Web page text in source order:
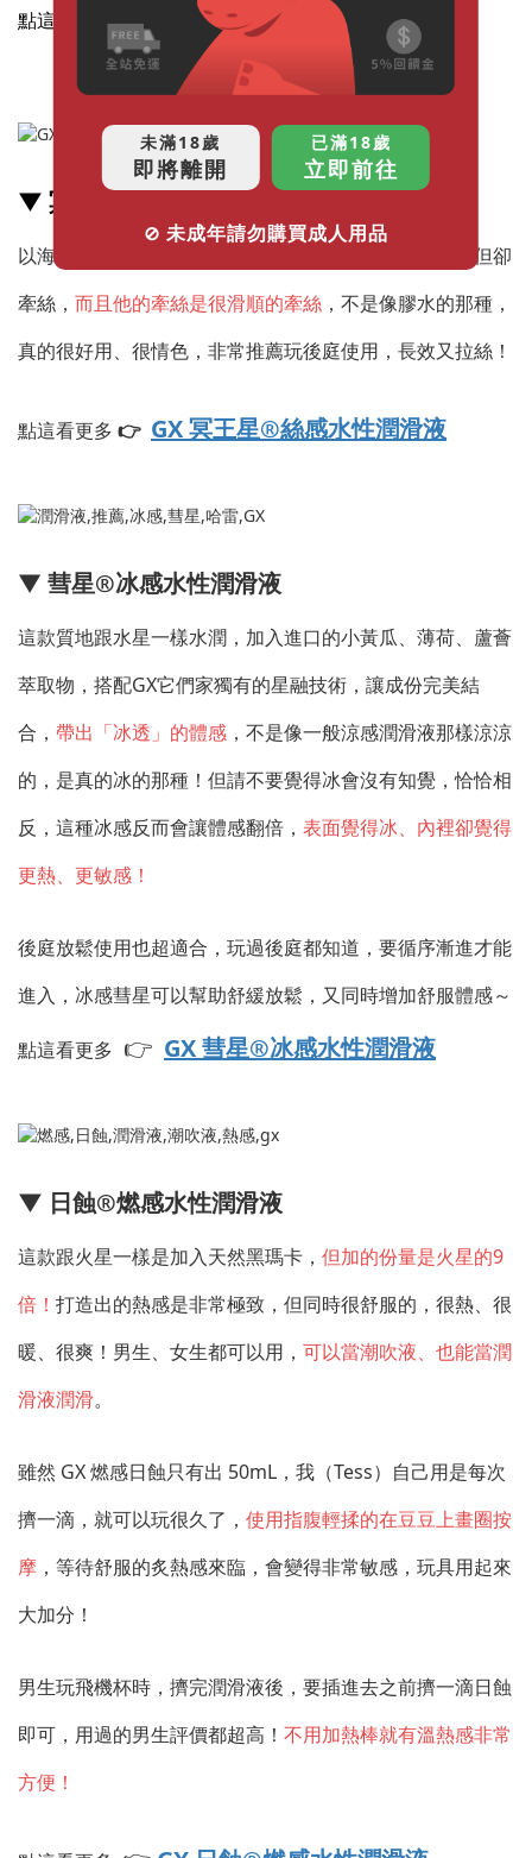
點這看更多👉GX 木星®舒感水性潤滑液
▼ 冥王星®絲感水性潤滑液
以海藻玻尿酸為基礎，加入韓國銀耳萃取，濃稠度不高但卻
牽絲， 而且他的牽絲是很滑順的牽絲 ，不是像膠水的那種，
真的很好用、很情色，非常推薦玩後庭使用，長效又拉絲！
點這看更多 👉 GX 冥王星®絲感水性潤滑液
▼ 彗星®冰感水性潤滑液
這款質地跟水星一樣水潤，加入進口的小黃瓜、薄荷、蘆薈
萃取物，搭配GX它們家獨有的星融技術，讓成份完美結
合， 帶出「冰透」的體感 ，不是像一般涼感潤滑液那樣涼涼
的，是真的冰的那種！但請不要覺得冰會沒有知覺，恰恰相
反，這種冰感反而會讓體感翻倍， 表面覺得冰、內裡卻覺得
更熱、更敏感！
後庭放鬆使用也超適合，玩過後庭都知道，要循序漸進才能
進入，冰感彗星可以幫助舒緩放鬆，又同時增加舒服體感～
點這看更多 👉 GX 彗星®冰感水性潤滑液
▼ 日蝕®燃感水性潤滑液
這款跟火星一樣是加入天然黑瑪卡， 但加的份量是火星的9
倍！ 打造出的熱感是非常極致，但同時很舒服的，很熱、很
暖、很爽！男生、女生都可以用， 可以當潮吹液、也能當潤
滑液潤滑。
雖然 GX 燃感日蝕只有出 50mL，我（Tess）自己用是每次
擠一滴，就可以玩很久了， 使用指腹輕揉的在豆豆上畫圈按
摩 ，等待舒服的炙熱感來臨，會變得非常敏感，玩具用起來
大加分！
男生玩飛機杯時，擠完潤滑液後，要插進去之前擠一滴日蝕
即可，用過的男生評價都超高！ 不用加熱棒就有溫熱感非常
方便！
未滿18歲
即將離開
已滿18歲
立即前往
⊘ 未成年請勿購買成人用品